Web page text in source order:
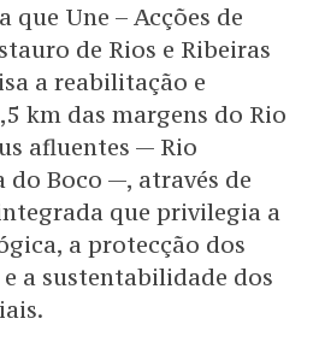
que Une – Acções de
de Rios e Ribeiras
a reabilitação e
km das margens do Rio
afluentes — Rio
do Boco —, através de
que privilegia a
a protecção dos
a sustentabilidade dos